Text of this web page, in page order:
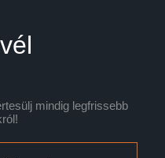
mindig legfrissebb